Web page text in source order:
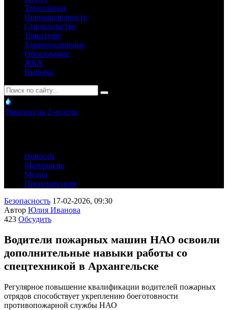
Технологии
Промышленность
Строительство
Транспорт
Здравоохранение
Образование
ЖКХ
Выборы
Прогноз на 2 недели
Новости
Материалы
Медиа
Происшествия
Безопасность 17-02-2026, 09:30
Автор Юлия Иванова
423 Обсудить
Водители пожарных машин НАО освоили
дополнительные навыки работы со
спецтехникой в Архангельске
Регулярное повышение квалификации водителей пожарных
отрядов способствует укреплению боеготовности
противопожарной службы НАО